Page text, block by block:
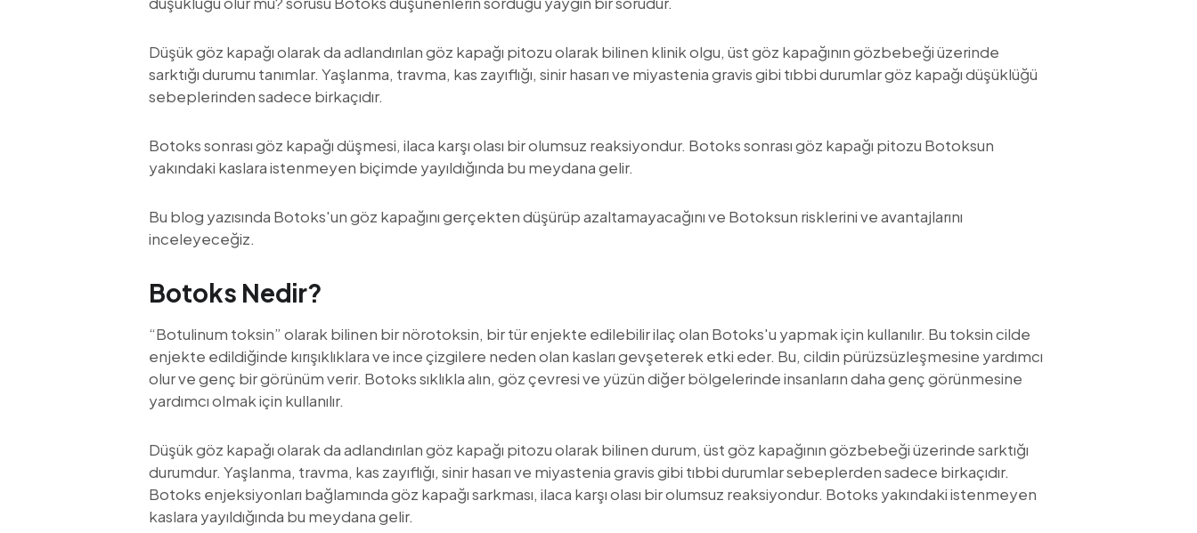
Düşük göz kapağı olarak da adlandırılan göz kapağı pitozu olarak bilinen klinik olgu, üst göz kapağının gözbebeği üzerinde
sarktığı durumu tanımlar. Yaşlanma, travma, kas zayıflığı, sinir hasarı ve miyastenia gravis gibi tıbbi durumlar göz kapağı düşüklüğü
sebeplerinden sadece birkaçıdır.
Botoks sonrası göz kapağı düşmesi, ilaca karşı olası bir olumsuz reaksiyondur. Botoks sonrası göz kapağı pitozu Botoksun
yakındaki kaslara istenmeyen biçimde yayıldığında bu meydana gelir.
Bu blog yazısında Botoks'un göz kapağını gerçekten düşürüp azaltamayacağını ve Botoksun risklerini ve avantajlarını
inceleyeceğiz.
Botoks Nedir?
“Botulinum toksin” olarak bilinen bir nörotoksin, bir tür enjekte edilebilir ilaç olan Botoks'u yapmak için kullanılır. Bu toksin cilde
enjekte edildiğinde kırışıklıklara ve ince çizgilere neden olan kasları gevşeterek etki eder. Bu, cildin pürüzsüzleşmesine yardımcı
olur ve genç bir görünüm verir. Botoks sıklıkla alın, göz çevresi ve yüzün diğer bölgelerinde insanların daha genç görünmesine
yardımcı olmak için kullanılır.
Düşük göz kapağı olarak da adlandırılan göz kapağı pitozu olarak bilinen durum, üst göz kapağının gözbebeği üzerinde sarktığı
durumdur. Yaşlanma, travma, kas zayıflığı, sinir hasarı ve miyastenia gravis gibi tıbbi durumlar sebeplerden sadece birkaçıdır.
Botoks enjeksiyonları bağlamında göz kapağı sarkması, ilaca karşı olası bir olumsuz reaksiyondur. Botoks yakındaki istenmeyen
kaslara yayıldığında bu meydana gelir.